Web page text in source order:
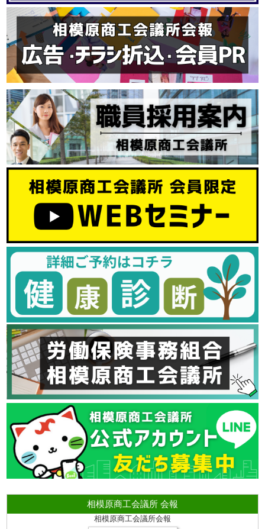
相模原商工会議所 会報
相模原商工会議所会報